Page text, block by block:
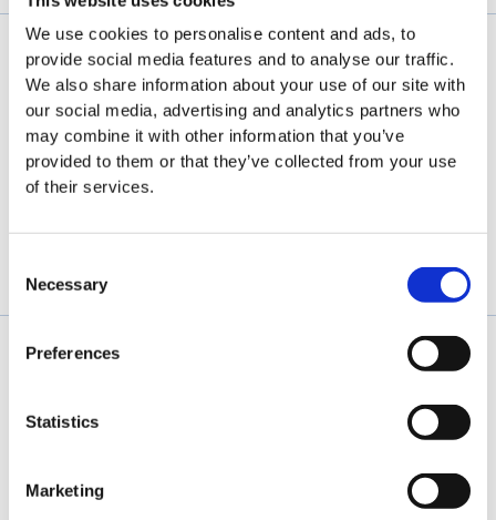
We use cookies to personalise content and ads, to
provide social media features and to analyse our traffic.
We also share information about your use of our site with
our social media, advertising and analytics partners who
may combine it with other information that you’ve
provided to them or that they’ve collected from your use
of their services.
Selection
Necessary
Preferences
Statistics
Marketing
Le spécialiste de l'hygiène du travail durable